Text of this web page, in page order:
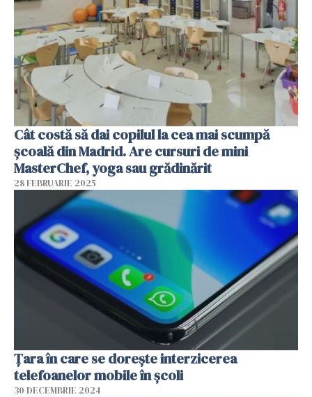
Cât costă să dai copilul la cea mai scumpă
școală din Madrid. Are cursuri de mini
MasterChef, yoga sau grădinărit
28 FEBRUARIE 2025
Țara în care se dorește interzicerea
telefoanelor mobile în școli
30 DECEMBRIE 2024